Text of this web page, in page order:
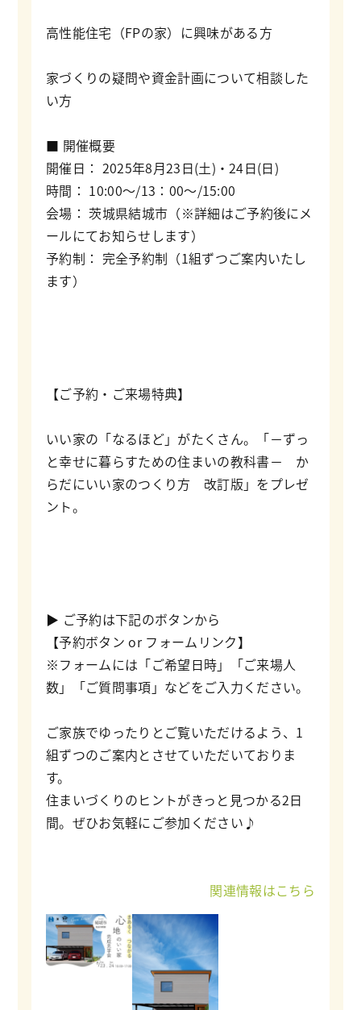
高性能住宅（FPの家）に興味がある方
家づくりの疑問や資金計画について相談した
い方
■ 開催概要
開催日： 2025年8月23日(土)・24日(日)
時間： 10:00〜/13：00～/15:00
会場： 茨城県結城市（※詳細はご予約後にメ
ールにてお知らせします）
予約制： 完全予約制（1組ずつご案内いたし
ます）
【ご予約・ご来場特典】
いい家の「なるほど」がたくさん。「－ずっ
と幸せに暮らすための住まいの教科書－ か
らだにいい家のつくり方 改訂版」をプレゼ
ント。
▶ ご予約は下記のボタンから
【予約ボタン or フォームリンク】
※フォームには「ご希望日時」「ご来場人
数」「ご質問事項」などをご入力ください。
ご家族でゆったりとご覧いただけるよう、1
組ずつのご案内とさせていただいておりま
す。
住まいづくりのヒントがきっと見つかる2日
間。ぜひお気軽にご参加ください♪
関連情報はこちら